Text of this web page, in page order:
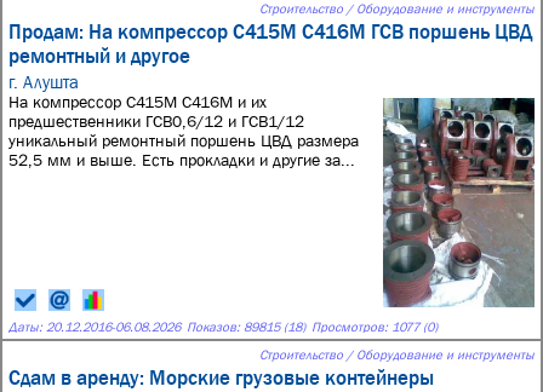
Строительство / Оборудование и инструменты
Продам: На компрессор С415М С416М ГСВ поршень ЦВД
ремонтный и другое
г. Алушта
На компрессор С415М С416М и их
предшественники ГСВ0,6/12 и ГСВ1/12
уникальный ремонтный поршень ЦВД размера
52,5 мм и выше. Есть прокладки и другие за...
Даты: 20.12.2016-06.08.2026 Показов: 89815 (18) Просмотров: 1077 (0)
Строительство / Оборудование и инструменты
Сдам в аренду: Морские грузовые контейнеры